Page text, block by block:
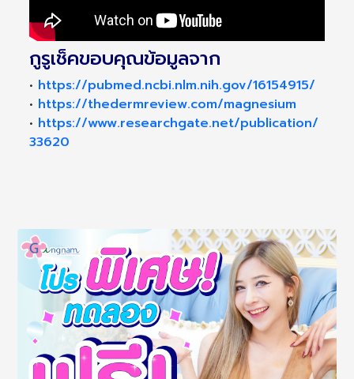
กูรูเช็คขอบคุณข้อมูลจาก
• https://pubmed.ncbi.nlm.nih.gov/16154915/
• https://thedermreview.com/magnesium
• https://www.researchgate.net/publication/
33620